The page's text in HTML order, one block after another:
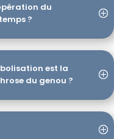
du
?
est la
du genou ?